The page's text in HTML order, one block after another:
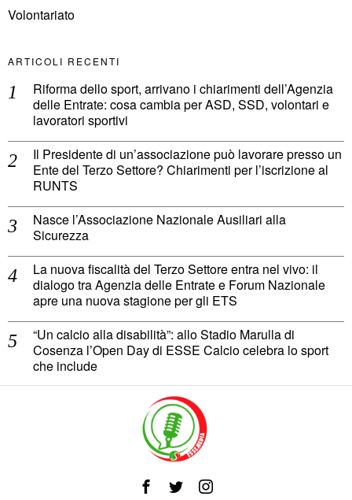
Volontariato
ARTICOLI RECENTI
Riforma dello sport, arrivano i chiarimenti dell’Agenzia
delle Entrate: cosa cambia per ASD, SSD, volontari e
lavoratori sportivi
Il Presidente di un’associazione può lavorare presso un
Ente del Terzo Settore? Chiarimenti per l’iscrizione al
RUNTS
Nasce l’Associazione Nazionale Ausiliari alla
Sicurezza
La nuova fiscalità del Terzo Settore entra nel vivo: il
dialogo tra Agenzia delle Entrate e Forum Nazionale
apre una nuova stagione per gli ETS
“Un calcio alla disabilità”: allo Stadio Marulla di
Cosenza l’Open Day di ESSE Calcio celebra lo sport
che include